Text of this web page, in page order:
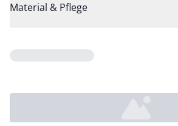
Material & Pflege